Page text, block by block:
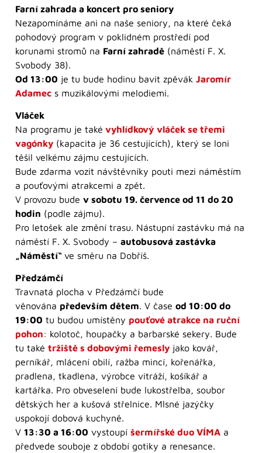
Farní zahrada a koncert pro seniory
Nezapomínáme ani na naše seniory, na které čeká
pohodový program v poklidném prostředí pod
korunami stromů na Farní zahradě (náměstí F. X.
Svobody 38).
Od 13:00 je tu bude hodinu bavit zpěvák Jaromír
Adamec s muzikálovými melodiemi.
Vláček
Na programu je také vyhlídkový vláček se třemi
vagónky (kapacita je 36 cestujících), který se loni
těšil velkému zájmu cestujících.
Bude zdarma vozit návštěvníky pouti mezi náměstím
a pouťovými atrakcemi a zpět.
V provozu bude v sobotu 19. července od 11 do 20
hodin (podle zájmu).
Pro letošek ale změní trasu. Nástupní zastávku má na
náměstí F. X. Svobody – autobusová zastávka
„Náměstí“ ve směru na Dobříš.
Předzámčí
Travnatá plocha v Předzámčí bude
věnována především dětem. V čase od 10:00 do
19:00 tu budou umístěny pouťové atrakce na ruční
pohon: kolotoč, houpačky a barbarské sekery. Bude
tu také tržiště s dobovými řemesly jako kovář,
perníkář, mlácení obilí, ražba mincí, kořenářka,
pradlena, tkadlena, výrobce vitráží, košíkář a
kartářka. Pro obveselení bude lukostřelba, soubor
dětských her a kušová střelnice. Mlsné jazýčky
uspokojí dobová kuchyně.
V 13:30 a 16:00 vystoupí šermířské duo VÍMA a
předvede souboje z období gotiky a renesance.